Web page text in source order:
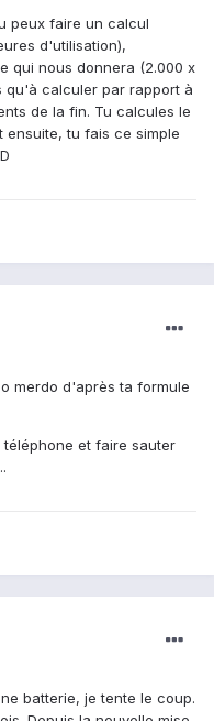
peux faire un calcul
d'utilisation),
qui nous donnera (2.000 x
qu'à calculer par rapport à
de la fin. Tu calcules le
tu fais ce simple
merdo d'après ta formule
et faire sauter
batterie, je tente le coup.